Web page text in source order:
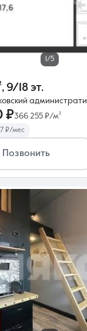
1/5
, 9/18 эт.
₽366 255 ₽/м²
₽/мес
Позвонить